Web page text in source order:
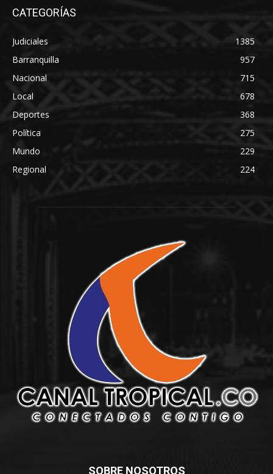
CATEGORÍAS
Judiciales
1385
Barranquilla
957
Nacional
715
Local
678
Deportes
368
Política
275
Mundo
229
Regional
224
SOBRE NOSOTROS